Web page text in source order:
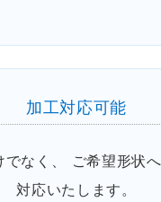
加工対応可能
でなく、 ご希望形状
対応いたします。